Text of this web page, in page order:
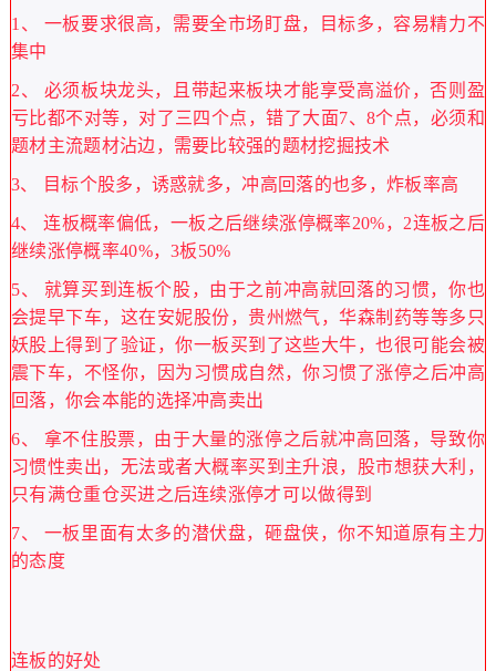
1、 一板要求很高，需要全市场盯盘，目标多，容易精力不
集中
2、 必须板块龙头，且带起来板块才能享受高溢价，否则盈
亏比都不对等，对了三四个点，错了大面7、8个点，必须和
题材主流题材沾边，需要比较强的题材挖掘技术
3、 目标个股多，诱惑就多，冲高回落的也多，炸板率高
4、 连板概率偏低，一板之后继续涨停概率20%，2连板之后
继续涨停概率40%，3板50%
5、 就算买到连板个股，由于之前冲高就回落的习惯，你也
会提早下车，这在安妮股份，贵州燃气，华森制药等等多只
妖股上得到了验证，你一板买到了这些大牛，也很可能会被
震下车，不怪你，因为习惯成自然，你习惯了涨停之后冲高
回落，你会本能的选择冲高卖出
6、 拿不住股票，由于大量的涨停之后就冲高回落，导致你
习惯性卖出，无法或者大概率买到主升浪，股市想获大利，
只有满仓重仓买进之后连续涨停才可以做得到
7、 一板里面有太多的潜伏盘，砸盘侠，你不知道原有主力
的态度
连板的好处